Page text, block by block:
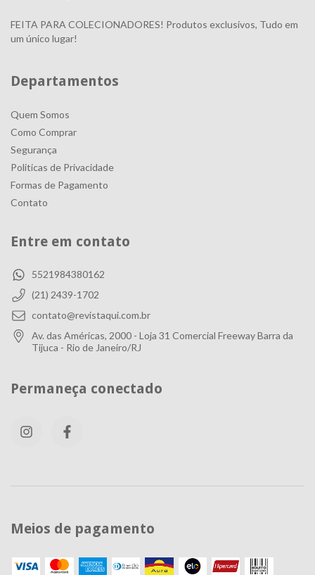
FEITA PARA COLECIONADORES! Produtos exclusivos, Tudo em
um único lugar!
Departamentos
Quem Somos
Como Comprar
Segurança
Politicas de Privacidade
Formas de Pagamento
Contato
Entre em contato
5521984380162
(21) 2439-1702
contato@revistaqui.com.br
Av. das Américas, 2000 - Loja 31 Comercial Freeway Barra da
Tijuca - Rio de Janeiro/RJ
Permaneça conectado
Meios de pagamento